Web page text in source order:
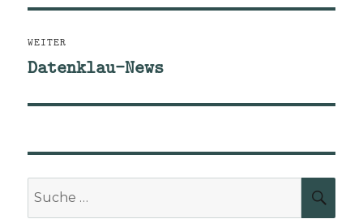
WEITER
Nächster
Datenklau-News